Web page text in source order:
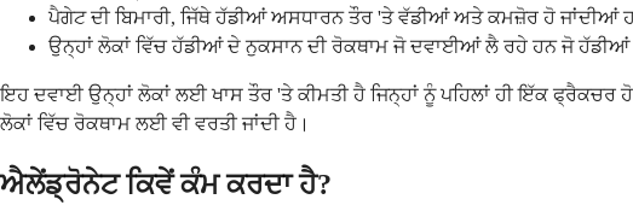
ਪੈਗੇਟ ਦੀ ਬਿਮਾਰੀ, ਜਿੱਥੇ ਹੱਡੀਆਂ ਅਸਧਾਰਨ ਤੌਰ 'ਤੇ ਵੱਡੀਆਂ ਅਤੇ ਕਮਜ਼ੋਰ ਹੋ ਜਾਂਦੀਆਂ
ਉਨ੍ਹਾਂ ਲੋਕਾਂ ਵਿੱਚ ਹੱਡੀਆਂ ਦੇ ਨੁਕਸਾਨ ਦੀ ਰੋਕਥਾਮ ਜੋ ਦਵਾਈਆਂ ਲੈ ਰਹੇ ਹਨ ਜੋ
ਇਹ ਦਵਾਈ ਉਨ੍ਹਾਂ ਲੋਕਾਂ ਲਈ ਖਾਸ ਤੌਰ 'ਤੇ ਕੀਮਤੀ ਹੈ ਜਿਨ੍ਹਾਂ ਨੂੰ ਪਹਿਲਾਂ ਹੀ ਇੱਕ
ਲੋਕਾਂ ਵਿੱਚ ਰੋਕਥਾਮ ਲਈ ਵੀ ਵਰਤੀ ਜਾਂਦੀ ਹੈ।
ਐਲੇਂਡ੍ਰੋਨੇਟ ਕਿਵੇਂ ਕੰਮ ਕਰਦਾ ਹੈ?